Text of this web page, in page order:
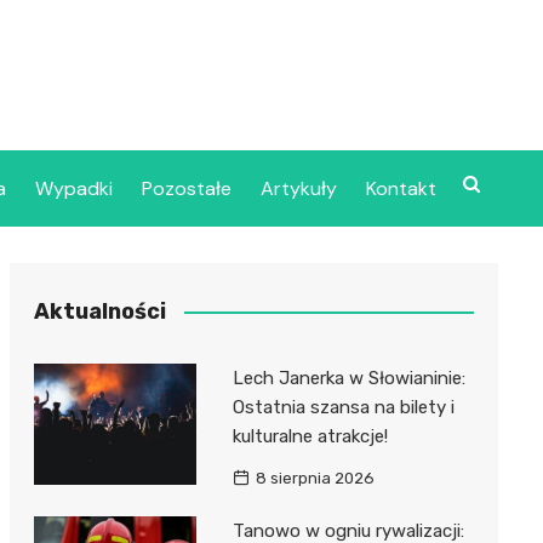
Szpital Wojskowy w
Publiczny
Zakład
Zdrowotnej
Publiczny
Wypadki Pozostałe Artykuły Kontakt
Aktualności
Lech Janerka w Słowianinie:
Ostatnia szansa na bilety i
kulturalne atrakcje!
8 sierpnia 2026
Tanowo w ogniu rywalizacji: